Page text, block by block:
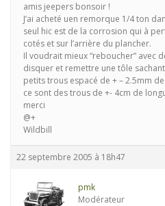
amis jeepers bonsoir !
J’ai acheté uen remorque 1/4 ton
seul hic est de la corrosion qui à
cotés et sur l’arrière du plancher.
Il voudrait mieux “reboucher” avec
disquer et remettre une tôle
petits trous espacé de + – 2.5mm
ce sont des trous de +- 4cm de
merci
@+
Wildbill
22 septembre 2005 à 18h47
pmk
Modérateur